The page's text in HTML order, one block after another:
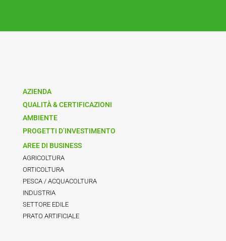
AZIENDA
QUALITÀ & CERTIFICAZIONI
AMBIENTE
PROGETTI D’INVESTIMENTO
AREE DI BUSINESS
AGRICOLTURA
ORTICOLTURA
PESCA / ACQUACOLTURA
INDUSTRIA
SETTORE EDILE
PRATO ARTIFICIALE